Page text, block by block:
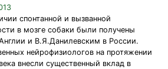
спонтанной и вызванной
в мозге собаки были получены
и В.Я.Данилевским в России.
нейрофизиологов на протяжении
внесли существенный вклад в